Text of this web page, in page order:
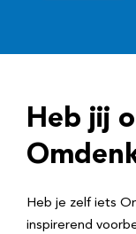
r
e
Heb jij
Heb je zelf iets
inspirerend